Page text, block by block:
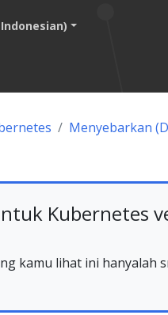
Menyebarkan
Kubernetes
kamu lihat ini hanyalah